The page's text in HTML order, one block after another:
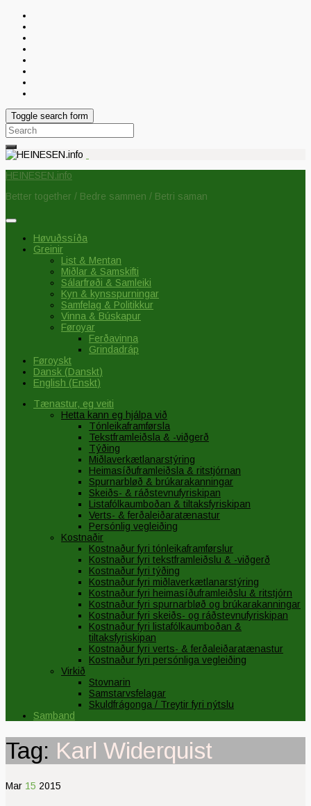
Toggle search form
Search
for:
HEINESEN.info
Better together / Bedre sammen / Betri saman
Høvuðssíða
Greinir
List & Mentan
Miðlar & Samskifti
Sálarfrøði & Samleiki
Kyn & kynsspurningar
Samfelag & Politikkur
Vinna & Búskapur
Føroyar
Ferðavinna
Grindadráp
Føroyskt
Dansk (Danskt)
English (Enskt)
Tænastur, eg veiti
Hetta kann eg hjálpa við
Tónleikaframførsla
Tekstframleiðsla & -viðgerð
Týðing
Miðlaverkætlanarstýring
Heimasíðuframleiðsla & ritstjórnan
Spurnarbløð & brúkarakanningar
Skeiðs- & ráðstevnufyriskipan
Listafólkaumboðan & tiltaksfyriskipan
Verts- & ferðaleiðaratænastur
Persónlig vegleiðing
Kostnaðir
Kostnaður fyri tónleikaframførslur
Kostnaður fyri tekstframleiðslu & -viðgerð
Kostnaður fyri týðing
Kostnaður fyri miðlaverkætlanarstýring
Kostnaður fyri heimasíðuframleiðslu & ritstjórn
Kostnaður fyri spurnarbløð og brúkarakanningar
Kostnaður fyri skeiðs- og ráðstevnufyriskipan
Kostnaður fyri listafólkaumboðan &
tiltaksfyriskipan
Kostnaður fyri verts- & ferðaleiðaratænastur
Kostnaður fyri persónliga vegleiðing
Virkið
Stovnarin
Samstarvsfelagar
Skuldfrágonga / Treytir fyri nýtslu
Samband
Tag: Karl Widerquist
Mar 15 2015